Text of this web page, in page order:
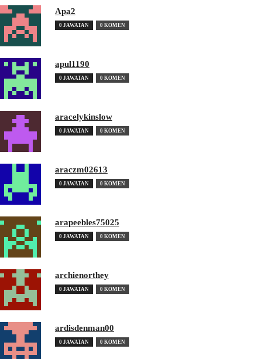
Apa2
0 JAWATAN 0 KOMEN
apul1190
0 JAWATAN 0 KOMEN
aracelykinslow
0 JAWATAN 0 KOMEN
araczm02613
0 JAWATAN 0 KOMEN
arapeebles75025
0 JAWATAN 0 KOMEN
archienorthey
0 JAWATAN 0 KOMEN
ardisdenman00
0 JAWATAN 0 KOMEN